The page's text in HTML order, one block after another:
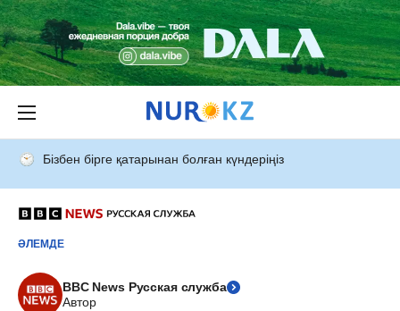
Бізбен бірге қатарынан болған күндеріңіз
ӘЛЕМДЕ
BBC News Русская служба
Автор